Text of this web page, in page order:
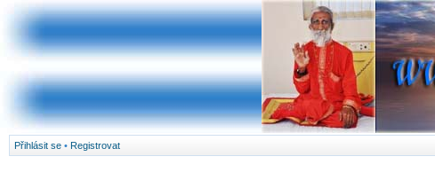
Přihlásit se • Registrovat